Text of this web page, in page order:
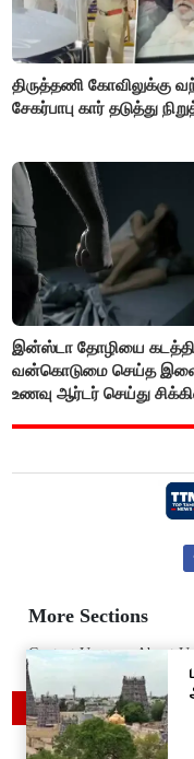
திருத்தணி கோவிலுக்கு
சேகர்பாபு கார் தடுத்து
இன்ஸ்டா தோழியை கடத்தி
வன்கொடுமை செய்த
உணவு ஆர்டர் செய்து
More Sections
Contact Us About Us